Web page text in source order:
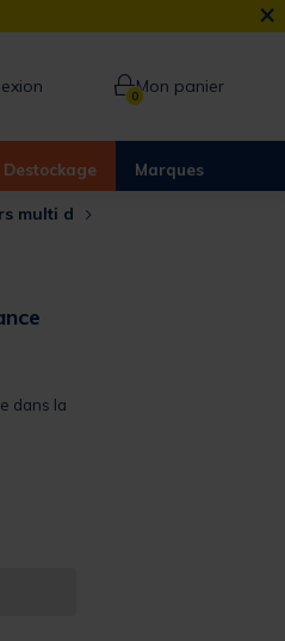
×
0Mon panier
Destockage Marques
multi d
dans la